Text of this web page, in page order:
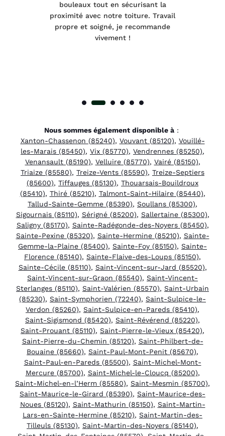
bouleaux tout en sécurisant la
proximité avec notre toiture. Travail
propre et soigné, je recommande
vivement !
Nous sommes également disponible à:
Xanton-Chassenon (85240), Vouvant (85120), Vouillé-
les-Marais (85450), Vix (85770), Vendrennes (85250),
Venansault (85190), Velluire (85770), Vairé (85150),
Triaize (85580), Treize-Vents (85590), Treize-Septiers
(85600), Tiffauges (85130), Thouarsais-Bouildroux
(85410), Thiré (85210), Talmont-Saint-Hilaire (85440),
Tallud-Sainte-Gemme (85390), Soullans (85300),
Sigournais (85110), Sérigné (85200), Sallertaine (85300),
Saligny (85170), Sainte-Radégonde-des-Noyers (85450),
Sainte-Pexine (85320), Sainte-Hermine (85210), Sainte-
Gemme-la-Plaine (85400), Sainte-Foy (85150), Sainte-
Florence (85140), Sainte-Flaive-des-Loups (85150),
Sainte-Cécile (85110), Saint-Vincent-sur-Jard (85520),
Saint-Vincent-sur-Graon (85540), Saint-Vincent-
Sterlanges (85110), Saint-Valérien (85570), Saint-Urbain
(85230), Saint-Symphorien (72240), Saint-Sulpice-le-
Verdon (85260), Saint-Sulpice-en-Pareds (85410),
Saint-Sigismond (85420), Saint-Révérend (85220),
Saint-Prouant (85110), Saint-Pierre-le-Vieux (85420),
Saint-Pierre-du-Chemin (85120), Saint-Philbert-de-
Bouaine (85660), Saint-Paul-Mont-Penit (85670),
Saint-Paul-en-Pareds (85500), Saint-Michel-Mont-
Mercure (85700), Saint-Michel-le-Cloucq (85200),
Saint-Michel-en-l’Herm (85580), Saint-Mesmin (85700),
Saint-Maurice-le-Girard (85390), Saint-Maurice-des-
Noues (85120), Saint-Mathurin (85150), Saint-Martin-
Lars-en-Sainte-Hermine (85210), Saint-Martin-des-
Tilleuls (85130), Saint-Martin-des-Noyers (85140),